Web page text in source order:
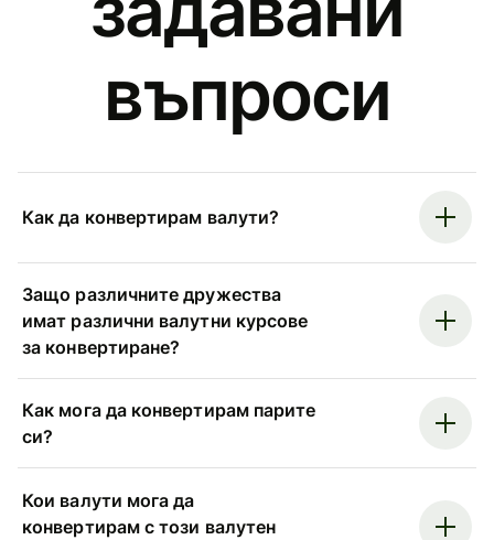
въпроси
Как да конвертирам валути?
Защо различните дружества
имат различни валутни курсове
за конвертиране?
Как мога да конвертирам парите
си?
Кои валути мога да
конвертирам с този валутен